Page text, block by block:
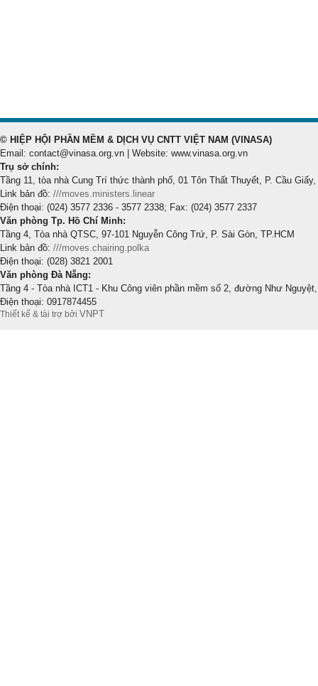
© HIỆP HỘI PHẦN MỀM & DỊCH VỤ CNTT VIỆT NAM (VINASA)
Email: contact@vinasa.org.vn | Website: www.vinasa.org.vn
Trụ sở chính:
Tầng 11, tòa nhà Cung Trí thức thành phố, 01 Tôn Thất Thuyết, P. Cầu Giấy,
Link bản đồ: ///moves.ministers.linear
Điện thoại: (024) 3577 2336 - 3577 2338; Fax: (024) 3577 2337
Văn phòng Tp. Hồ Chí Minh:
Tầng 4, Tòa nhà QTSC, 97-101 Nguyễn Công Trứ, P. Sài Gòn, TP.HCM
Link bản đồ: ///moves.chairing.polka
Điện thoại: (028) 3821 2001
Văn phòng Đà Nẵng:
Tầng 4 - Tòa nhà ICT1 - Khu Công viên phần mềm số 2, đường Như
Điện thoại: 0917874455
Thiết kế & tài trợ bởi VNPT